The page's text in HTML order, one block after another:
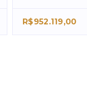
R$952.119,00